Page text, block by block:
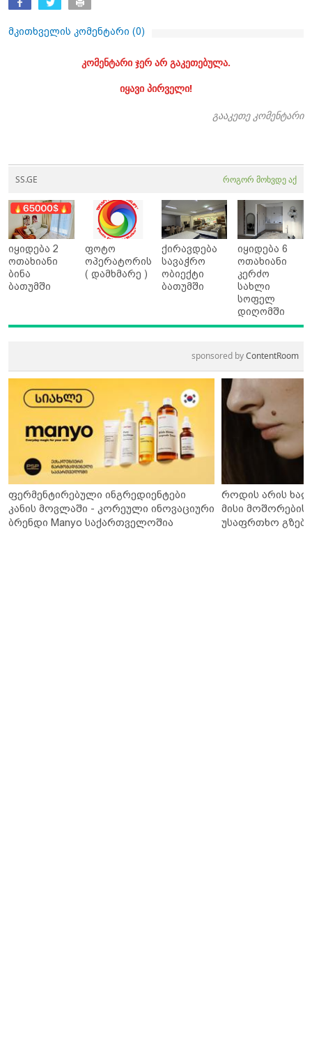
მკითხველის კომენტარი (0)
კომენტარი ჯერ არ გაკეთებულა.
იყავი პირველი!
გააკეთე კომენტარი
SS.GE როგორ მოხვდე აქ
იყიდება 2
ოთახიანი
ბინა
ბათუმში
ფოტო
ოპერატორის
( დამხმარე )
ქირავდება
სავაჭრო
ობიექტი
ბათუმში
იყიდება 6
ოთახიანი
კერძო
სახლი
სოფელ
დიღომში
sponsored byContentRoom
ფერმენტირებული ინგრედიენტები
კანის მოვლაში - კორეული ინოვაციური
ბრენდი Manyo საქართველოშია
როდის არის
მისი მოშორების
უსაფრთხო გზები